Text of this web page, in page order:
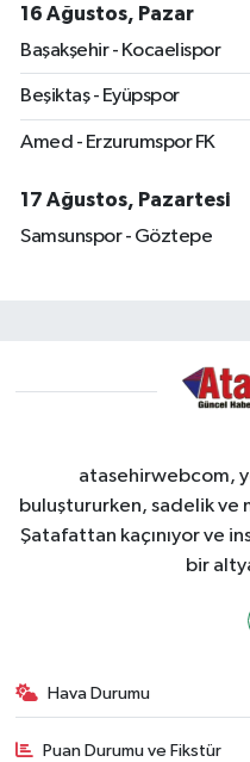
16 Ağustos, Pazar
Başakşehir - Kocaelispor
Beşiktaş - Eyüpspor
Amed - Erzurumspor FK
17 Ağustos, Pazartesi
Samsunspor - Göztepe
atasehirwebcom,
buluştururken, sadelik ve
Şatafattan kaçınıyor ve
bir
Hava Durumu
Puan Durumu ve Fikstür